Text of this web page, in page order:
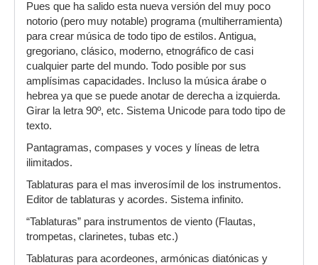
Pues que ha salido esta nueva versión del muy poco
notorio (pero muy notable) programa (multiherramienta)
para crear música de todo tipo de estilos. Antigua,
gregoriano, clásico, moderno, etnográfico de casi
cualquier parte del mundo. Todo posible por sus
amplísimas capacidades. Incluso la música árabe o
hebrea ya que se puede anotar de derecha a izquierda.
Girar la letra 90º, etc. Sistema Unicode para todo tipo de
texto.
Pantagramas, compases y voces y líneas de letra
ilimitados.
Tablaturas para el mas inverosímil de los instrumentos.
Editor de tablaturas y acordes. Sistema infinito.
“Tablaturas” para instrumentos de viento (Flautas,
trompetas, clarinetes, tubas etc.)
Tablaturas para acordeones, armónicas diatónicas y